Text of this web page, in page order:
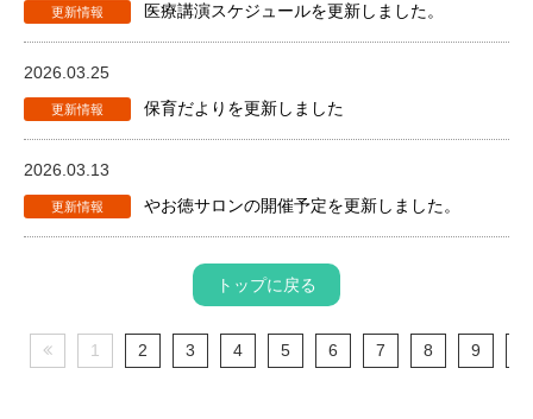
医療講演スケジュールを更新しました。
2026.03.25
保育だよりを更新しました
2026.03.13
やお徳サロンの開催予定を更新しました。
トップに戻る
1 2 3 4 5 6 7 8 9